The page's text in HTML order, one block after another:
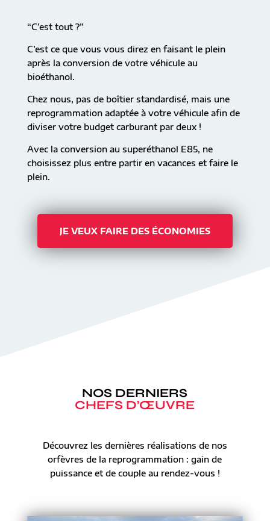
“C’est tout ?”
C’est ce que vous vous direz en faisant le plein
après la conversion de votre véhicule au
bioéthanol.
Chez nous, pas de boîtier standardisé, mais une
reprogrammation adaptée à votre véhicule afin de
diviser votre budget carburant par deux !
Avec la conversion au superéthanol E85, ne
choisissez plus entre partir en vacances et faire le
plein.
JE VEUX FAIRE DES ÉCONOMIES
NOS DERNIERS
CHEFS D’ŒUVRE
Découvrez les dernières réalisations de nos
orfèvres de la reprogrammation : gain de
puissance et de couple au rendez-vous !